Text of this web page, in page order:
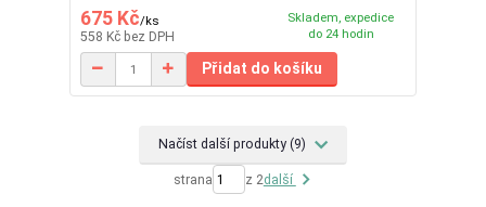
675 Kč/ks
558 Kč bez DPH
Skladem, expedice
do 24 hodin
Přidat do košíku
Načíst další produkty (9)
strana z 2další